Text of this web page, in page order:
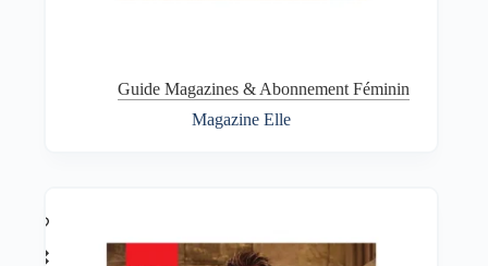
Guide Magazines & Abonnement Féminin
Magazine Elle